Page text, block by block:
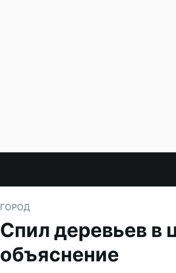
ГОРОД
Спил деревьев в
объяснение